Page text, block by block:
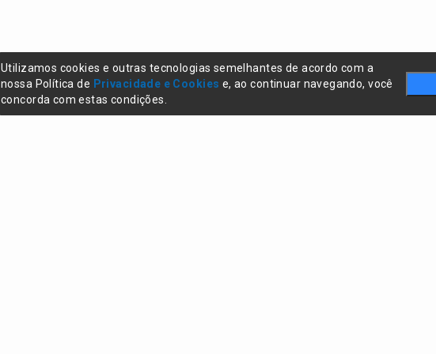
Utilizamos cookies e outras tecnologias semelhantes de acordo com a
nossa Política de Privacidade e Cookies e, ao continuar navegando, você
concorda com estas condições.